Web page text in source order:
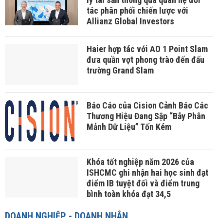
tác phân phối chiến lược với
Allianz Global Investors
Haier hợp tác với AO 1 Point Slam
đưa quần vợt phong trào đến đấu
trường Grand Slam
Báo Cáo của Cision Cảnh Báo Các
Thương Hiệu Đang Sập “Bẫy Phân
Mảnh Dữ Liệu” Tốn Kém
Khóa tốt nghiệp năm 2026 của
ISHCMC ghi nhận hai học sinh đạt
điểm IB tuyệt đối và điểm trung
bình toàn khóa đạt 34,5